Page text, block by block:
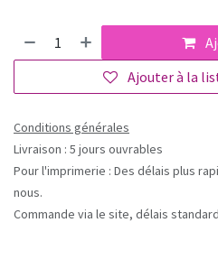
Ajouter à la
Conditions générales
Livraison : 5 jours ouvrables
Pour l'imprimerie : Des délais plus
nous.
Commande via le site, délais